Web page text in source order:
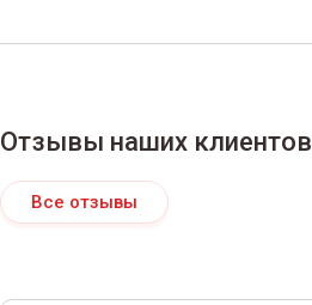
Отзывы наших клиентов
Все отзывы